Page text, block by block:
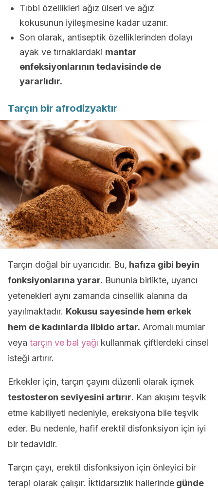
Tıbbi özellikleri ağız ülseri ve ağız
kokusunun iyileşmesine kadar uzanır.
Son olarak, antiseptik özelliklerinden dolayı
ayak ve tırnaklardaki mantar
enfeksiyonlarının tedavisinde de
yararlıdır.
Tarçın bir afrodizyaktır
Tarçın doğal bir uyarıcıdır. Bu, hafıza gibi beyin
fonksiyonlarına yarar. Bununla birlikte, uyarıcı
yetenekleri aynı zamanda cinsellik alanına da
yayılmaktadır. Kokusu sayesinde hem erkek
hem de kadınlarda libido artar. Aromalı mumlar
veya tarçın ve bal yağı kullanmak çiftlerdeki cinsel
isteği artırır.
Erkekler için, tarçın çayını düzenli olarak içmek
testosteron seviyesini artırır. Kan akışını teşvik
etme kabiliyeti nedeniyle, ereksiyona bile teşvik
eder. Bu nedenle, hafif erektil disfonksiyon için iyi
bir tedavidir.
Tarçın çayı, erektil disfonksiyon için önleyici bir
terapi olarak çalışır. İktidarsızlık hallerinde günde